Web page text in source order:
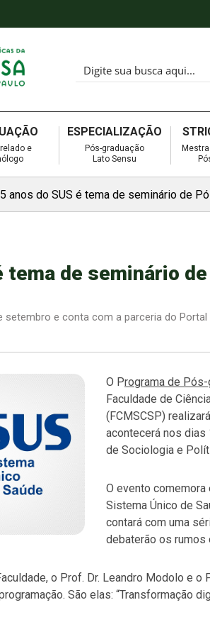
e
ESPECIALIZAÇÃO
Pós-graduação
Lato Sensu
anos do SUS é tema de seminário de
tema de seminário
setembro e conta com a parceria do
O Programa de
Faculdade de
(FCMSCSP)
acontecerá nos dias
de Sociologia e
O evento
Sistema Único de
contará com uma
debaterão os rumos
o Prof. Dr. Leandro Modolo e o
São elas: “Transformação